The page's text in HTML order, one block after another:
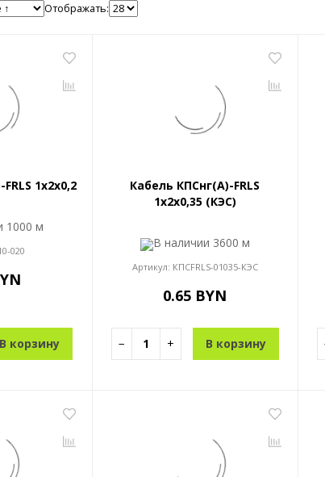
Отображать:
1x2x0,2
1000 м
020
В корзину
Кабель КПСнг(A)-FRLS
1x2x0,35 (КЭС)
В наличии 3600 м
Артикул: КПСFRLS-01035-КЭС
0.65 BYN
− + В корзину